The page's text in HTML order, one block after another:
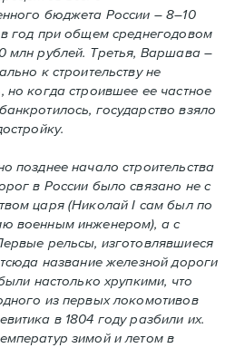
бюджета России – 8–10
год при общем среднегодовом
млн рублей. Третья, Варшава –
к строительству не
но когда строившее ее частное
государство взяло
позднее начало строительства
в России было связано не с
царя (Николай I сам был по
военным инженером), а с
рельсы, изготовлявшиеся
название железной дороги
настолько хрупкими, что
из первых локомотивов
в 1804 году разбили их.
зимой и летом в